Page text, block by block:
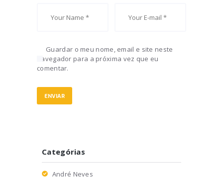
Guardar o meu nome, email e site neste
navegador para a próxima vez que eu
comentar.
Categórias
André Neves